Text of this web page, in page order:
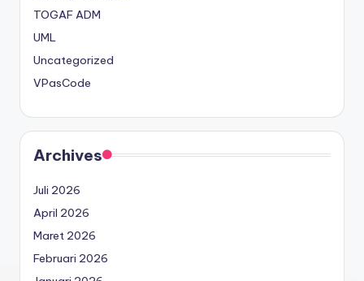
TOGAF ADM
UML
Uncategorized
VPasCode
Archives
Juli 2026
April 2026
Maret 2026
Februari 2026